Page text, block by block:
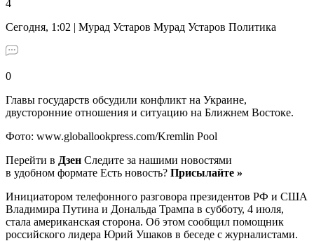
4
Сегодня, 1:02 | Мурад Устаров Мурад Устаров Политика
0
Главы государств обсудили конфликт на Украине,
двусторонние отношения и ситуацию на Ближнем Востоке.
Фото: www.globallookpress.com/Kremlin Pool
Перейти в Дзен Следите за нашими новостями
в удобном формате Есть новость? Присылайте »
Инициатором телефонного разговора президентов РФ и США
Владимира Путина и Дональда Трампа в субботу, 4 июля,
стала американская сторона. Об этом сообщил помощник
российского лидера Юрий Ушаков в беседе с журналистами.